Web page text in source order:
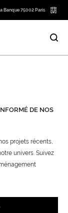
Banque 75002 Paris
DE NOS
projets récents,
univers. Suivez